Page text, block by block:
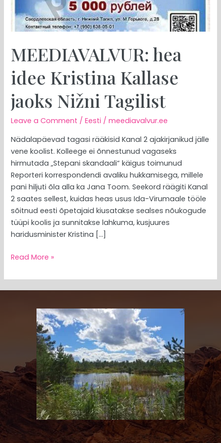
MEEDIAVALVUR: hea
idee Kristina Kallase
jaoks Nižni Tagilist
Leave a Comment /Eesti /meediavalvur.ee
Nädalapäevad tagasi rääkisid Kanal 2 ajakirjanikud jälle
vene koolist. Kolleege ei õnnestunud vagaseks
hirmutada „Stepani skandaali“ käigus toimunud
Reporteri korrespondendi avaliku hukkamisega, millele
pani hiljuti õla alla ka Jana Toom. Seekord räägiti Kanal
2 saates sellest, kuidas heas usus Ida-Virumaale tööle
sõitnud eesti õpetajaid kiusatakse sealses nõukogude
tüüpi koolis ja sunnitakse lahkuma, kusjuures
haridusminister Kristina […]
Tagilist
Read More »